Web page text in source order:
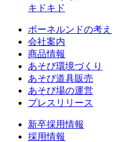
キドキド
ボーネルンドの考え
会社案内
商品情報
あそび環境づくり
あそび道具販売
あそび場の運営
プレスリリース
新卒採用情報
採用情報